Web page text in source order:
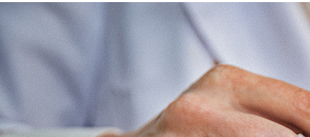
Число падения -
важный показатель
качества зерна